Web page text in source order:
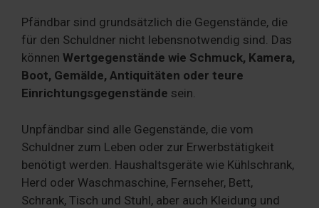
Pfändbar sind grundsätzlich die Gegenstände, die
für den Schuldner nicht lebensnotwendig sind. Das
können Wertgegenstände wie Schmuck, Kamera,
Boot, Gemälde, Antiquitäten oder teure
Einrichtungsgegenstände sein.
Unpfändbar sind alle Gegenstände, die vom
Schuldner zum Leben oder zur Erwerbstätigkeit
benötigt werden. Haushaltsgeräte wie Kühlschrank,
Herd oder Waschmaschine, Fernseher, Bett,
Schrank, Tisch und Stuhl, aber auch Kleidung und